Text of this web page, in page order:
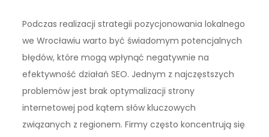
Podczas realizacji strategii pozycjonowania lokalnego
we Wrocławiu warto być świadomym potencjalnych
błędów, które mogą wpłynąć negatywnie na
efektywność działań SEO. Jednym z najczęstszych
problemów jest brak optymalizacji strony
internetowej pod kątem słów kluczowych
związanych z regionem. Firmy często koncentrują się